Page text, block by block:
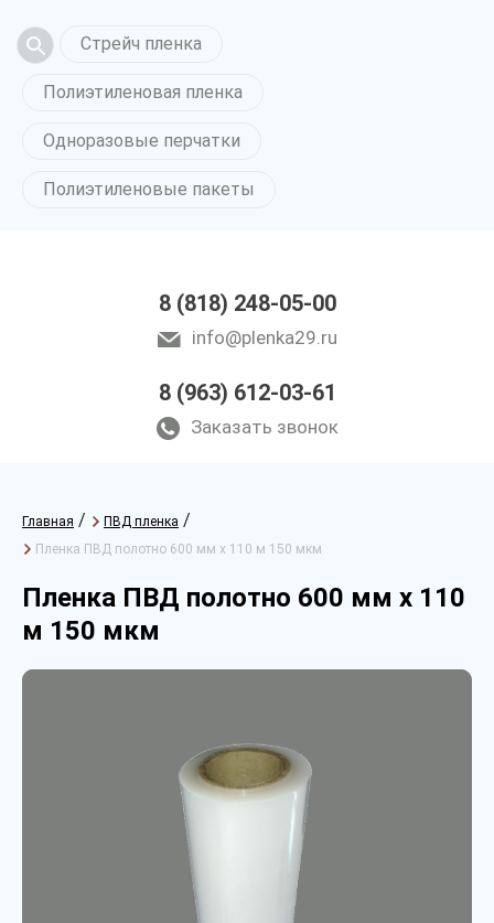
Стрейч пленка
Полиэтиленовая пленка
Одноразовые перчатки
Полиэтиленовые пакеты
8 (818) 248-05-00
info@plenka29.ru
8 (963) 612-03-61
Заказать звонок
Главная / ПВД пленка /
Пленка ПВД полотно 600 мм х 110 м 150 мкм
Пленка ПВД полотно 600 мм х 110
м 150 мкм